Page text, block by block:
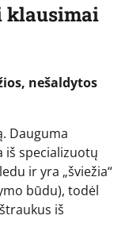
klausimai
nešaldytos
Dauguma
iš specializuotų
ir yra „šviežia“
būdu), todėl
iš